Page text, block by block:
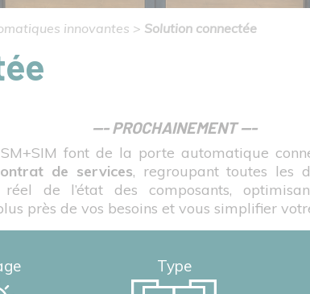
innovantes > Solution connectée
--- PROCHAINEMENT ---
font de la porte automatique
de services, regroupant toutes les
de l’état des composants,
près de vos besoins et vous simplifier
Type